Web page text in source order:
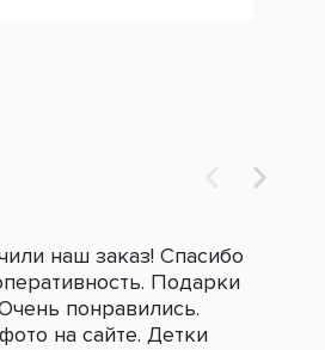
наш заказ! Спасибо
Подарки
понравились.
на сайте. Детки